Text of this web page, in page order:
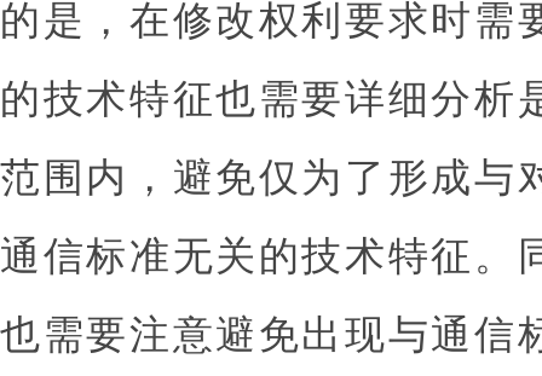
的是，在修改权利要求时需
的技术特征也需要详细分析
范围内，避免仅为了形成与
通信标准无关的技术特征。
也需要注意避免出现与通信